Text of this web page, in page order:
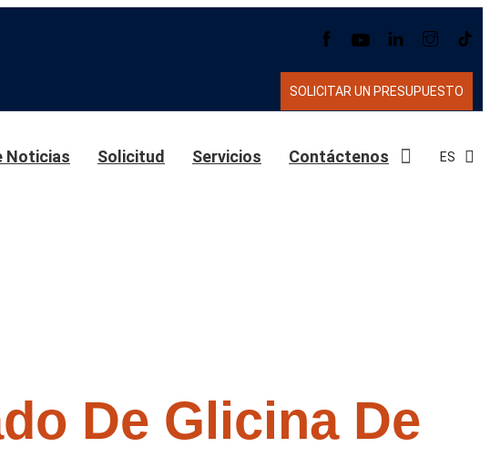
SOLICITAR UN PRESUPUESTO
Noticias Solicitud Servicios Contáctenos ES
De Glicina De